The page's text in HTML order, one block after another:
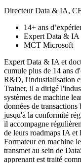
Directeur Data & IA,
14+ ans
Expert Data & IA
MCT Microsoft
Expert Data & IA et
cumule plus de 14 ans
R&D, l'industialisation
Trainer, il a dirigé
systèmes de machine
données de
jusqu'à la conformité
il accompagne
de leurs roadmaps IA et
Formateur en machine
transmet au sein de
apprenant est traité